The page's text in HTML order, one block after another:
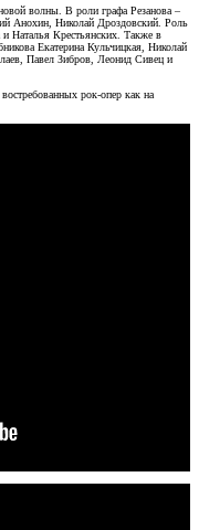
волны. В роли графа Резанова –
Анохин, Николай Дроздовский. Роль
Наталья Крестьянских. Также в
Екатерина Кульчицкая, Николай
Павел Зибров, Леонид Сивец и
рок-опер как на